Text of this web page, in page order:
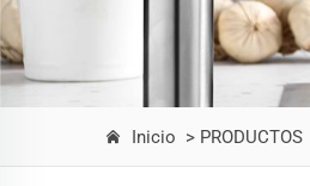
Inicio > PRODUCTOS